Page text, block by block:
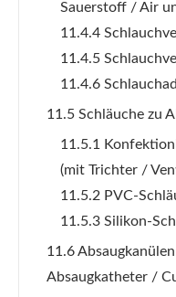
Sauerstoff / Air
11.4.4
11.4.5
11.4.6
11.5 Schläuche zu
11.5.1
(mit Trichter /
11.5.2 PVC-
11.5.3 Silikon-
11.6
Absaugkatheter /